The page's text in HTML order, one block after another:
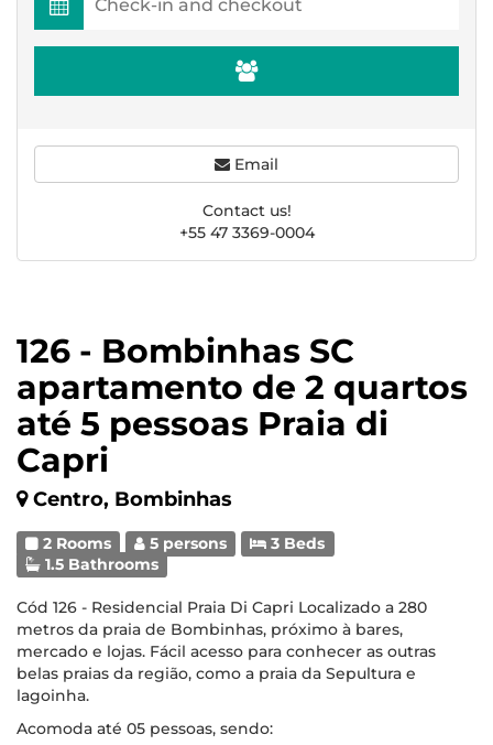
126 - Bombinhas SC
apartamento de 2 quartos
até 5 pessoas Praia di
Capri
Centro, Bombinhas
2 Rooms 5 persons
3 Beds
1.5 Bathrooms
Cód 126 - Residencial Praia Di Capri Localizado a 280
metros da praia de Bombinhas, próximo à bares,
mercado e lojas. Fácil acesso para conhecer as outras
belas praias da região, como a praia da Sepultura e
lagoinha.
Acomoda até 05 pessoas, sendo:
Email
Contact us!
+55 47 3369-0004